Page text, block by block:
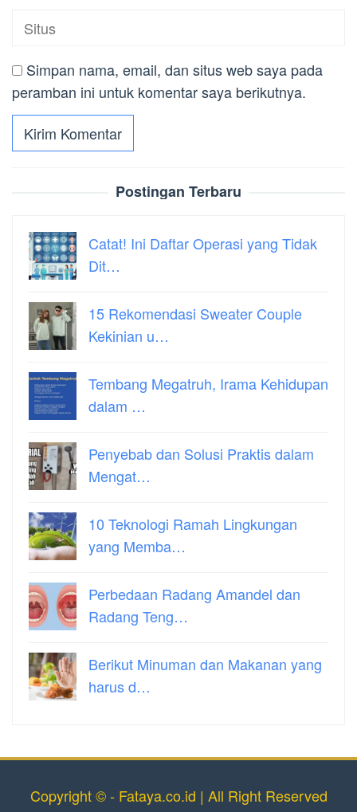
Simpan nama, email, dan situs web saya pada
peramban ini untuk komentar saya berikutnya.
Postingan Terbaru
Catat! Ini Daftar Operasi yang Tidak
Dit…
15 Rekomendasi Sweater Couple
Kekinian u…
Tembang Megatruh, Irama Kehidupan
dalam …
Penyebab dan Solusi Praktis dalam
Mengat…
10 Teknologi Ramah Lingkungan
yang Memba…
Perbedaan Radang Amandel dan
Radang Teng…
Berikut Minuman dan Makanan yang
harus d…
Copyright © - Fataya.co.id | All Right Reserved